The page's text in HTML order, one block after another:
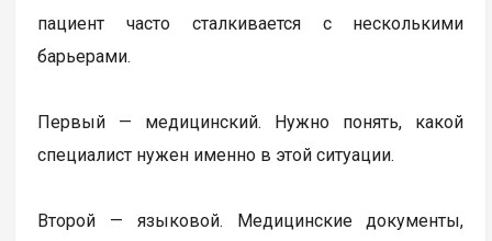
пациент часто сталкивается с несколькими
барьерами.
Первый — медицинский. Нужно понять, какой
специалист нужен именно в этой ситуации.
Второй — языковой. Медицинские документы,